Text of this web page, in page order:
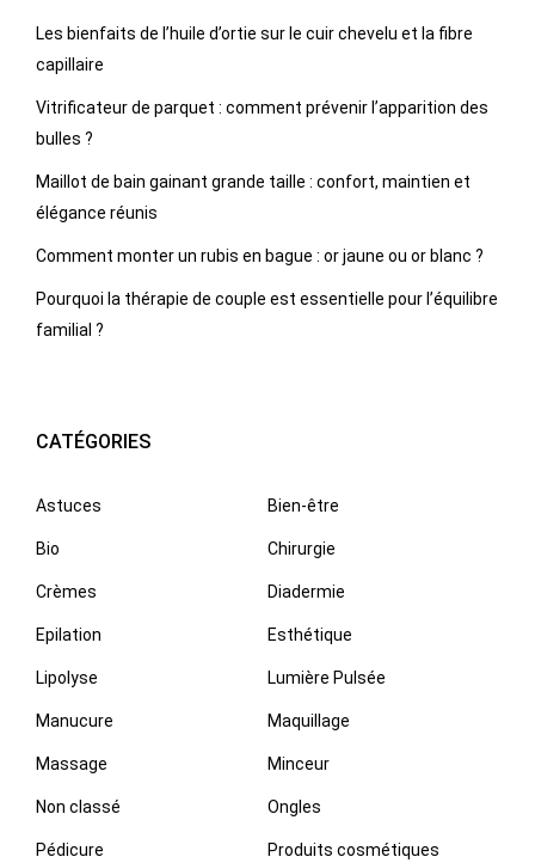
Les bienfaits de l’huile d’ortie sur le cuir chevelu et la fibre
capillaire
Vitrificateur de parquet : comment prévenir l’apparition des
bulles ?
Maillot de bain gainant grande taille : confort, maintien et
élégance réunis
Comment monter un rubis en bague : or jaune ou or blanc ?
Pourquoi la thérapie de couple est essentielle pour l’équilibre
familial ?
CATÉGORIES
Astuces Bien-être
Bio Chirurgie
Crèmes Diadermie
Epilation Esthétique
Lipolyse Lumière Pulsée
Manucure Maquillage
Massage Minceur
Non classé Ongles
Pédicure Produits cosmétiques